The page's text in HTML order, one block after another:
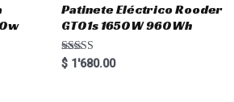
Patinete Eléctrico Rooder
GT01s 1650W 960Wh
Rated
5.00
$ 1'680.00